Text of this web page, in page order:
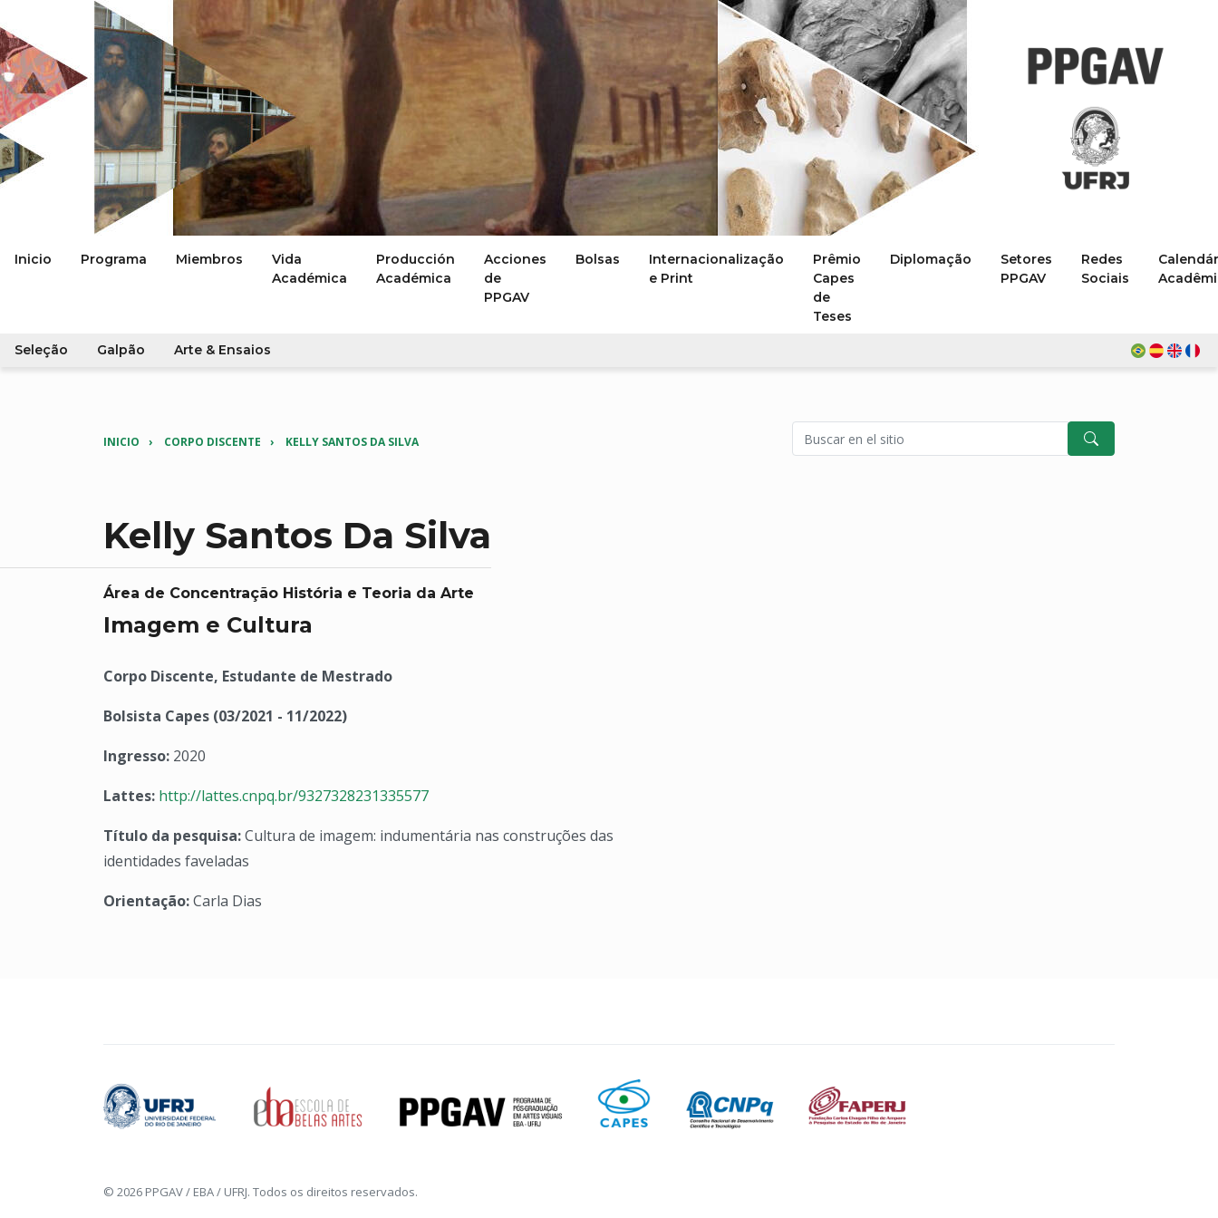
Inicio Programa Miembros
Vida
Académica
Producción
Académica
Acciones
de
PPGAV
Bolsas
Internacionalização
e Print
Prêmio
Capes
de
Teses
Diplomação
Setores
PPGAV
Redes
Sociais
Seleção Galpão Arte & Ensaios
INICIO CORPO DISCENTE KELLY SANTOS DA SILVA
Kelly Santos Da Silva
Área de Concentração História e Teoria da Arte
Imagem e Cultura
Corpo Discente, Estudante de Mestrado
Bolsista Capes (03/2021 - 11/2022)
Ingresso: 2020
Lattes: http://lattes.cnpq.br/9327328231335577
Título da pesquisa:Cultura de imagem: indumentária nas construções das
identidades faveladas
Orientação:Carla Dias
© 2026 PPGAV / EBA / UFRJ. Todos os direitos reservados.